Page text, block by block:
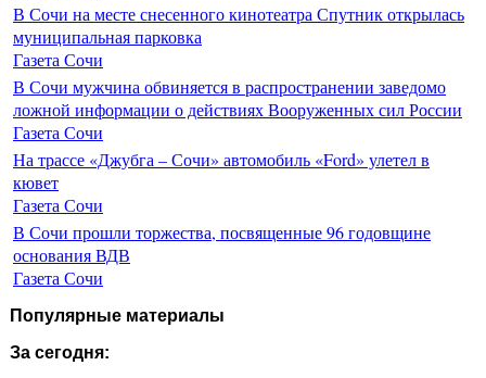
В Сочи на месте снесенного кинотеатра Спутник открылась
муниципальная парковка
Газета Сочи
В Сочи мужчина обвиняется в распространении заведомо
ложной информации о действиях Вооруженных сил России
Газета Сочи
На трассе «Джубга – Сочи» автомобиль «Ford» улетел в
кювет
Газета Сочи
В Сочи прошли торжества, посвященные 96 годовщине
основания ВДВ
Газета Сочи
Популярные материалы
За сегодня: